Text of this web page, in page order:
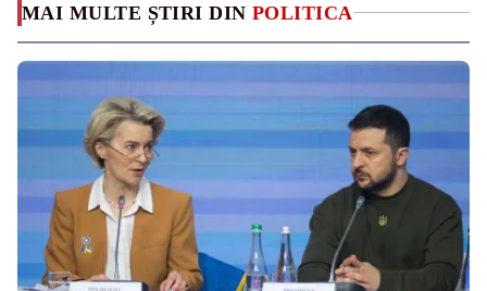
MAI MULTE ȘTIRI DIN POLITICA